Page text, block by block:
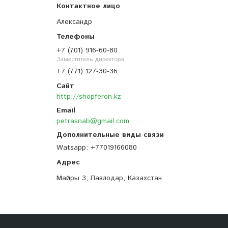
Александр
+7 (701) 916-60-80
Заместитель директора
+7 (771) 127-30-36
http://shopferon.kz
petrasnab@gmail.com
Watsapp +77019166080
Майры 3, Павлодар, Казахстан